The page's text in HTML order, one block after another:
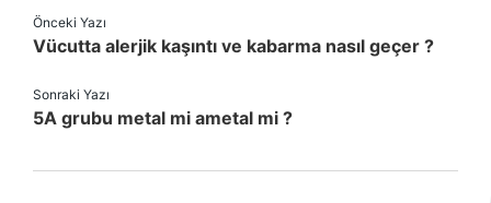
Önceki Yazı
Vücutta alerjik kaşıntı ve kabarma nasıl geçer ?
Sonraki Yazı
5A grubu metal mi ametal mi ?